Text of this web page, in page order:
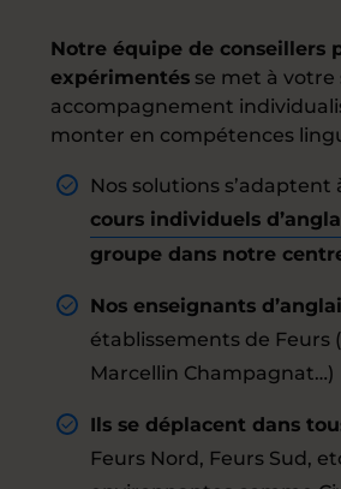
Notre équipe de conseillers
expérimentés se met à
accompagnement
monter en compétences
Nos solutions s’adaptent
cours individuels
groupe dans notre
Nos enseignants
établissements de Feurs
Marcellin Champagnat…)
Ils se déplacent dans
Feurs Nord, Feurs Sud,